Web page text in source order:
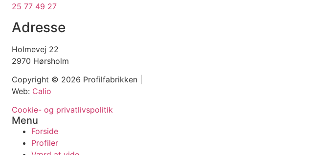
25 77 49 27
Adresse
Holmevej 22
2970 Hørsholm
Copyright © 2026 Profilfabrikken |
Web: Calio
Cookie- og privatlivspolitik
Menu
Forside
Profiler